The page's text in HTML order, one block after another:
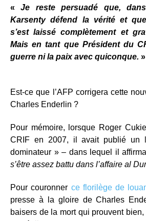
«Je reste persuadé que,
Karsenty défend la vérité et
s’est laissé complètement et
Mais en tant que Président du
guerre ni la paix avec quiconque. »
Est-ce que l’AFP corrigera cette
Charles Enderlin ?
Pour mémoire, lorsque Roger
CRIF en 2007, il avait publié un
dominateur » – dans lequel il
s’être assez battu dans l’affaire al
Pour couronner ce florilège de
presse à la gloire de Charles
baisers de la mort qui prouvent